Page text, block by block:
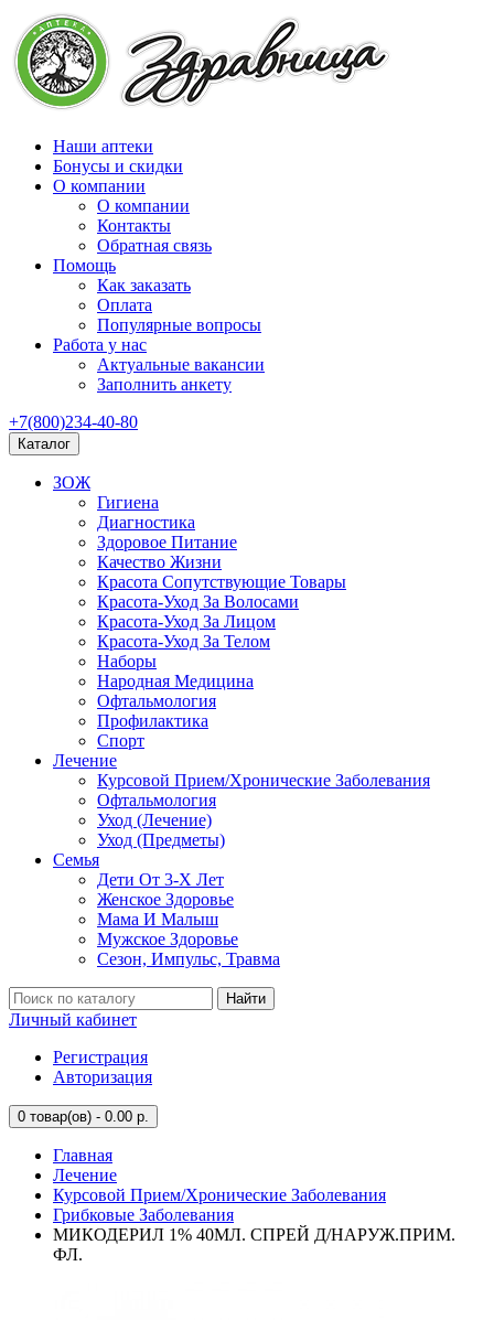
Наши аптеки
Бонусы и скидки
О компании
О компании
Контакты
Обратная связь
Помощь
Как заказать
Оплата
Популярные вопросы
Работа у нас
Актуальные вакансии
Заполнить анкету
+7(800)234-40-80
Каталог
ЗОЖ
Гигиена
Диагностика
Здоровое Питание
Качество Жизни
Красота Сопутствующие Товары
Красота-Уход За Волосами
Красота-Уход За Лицом
Красота-Уход За Телом
Наборы
Народная Медицина
Офтальмология
Профилактика
Спорт
Лечение
Курсовой Прием/Хронические Заболевания
Офтальмология
Уход (Лечение)
Уход (Предметы)
Семья
Дети От 3-Х Лет
Женское Здоровье
Мама И Малыш
Мужское Здоровье
Сезон, Импульс, Травма
Найти
Личный кабинет
Регистрация
Авторизация
0 товар(ов) - 0.00 р.
Главная
Лечение
Курсовой Прием/Хронические Заболевания
Грибковые Заболевания
МИКОДЕРИЛ 1% 40МЛ. СПРЕЙ Д/НАРУЖ.ПРИМ.
ФЛ.